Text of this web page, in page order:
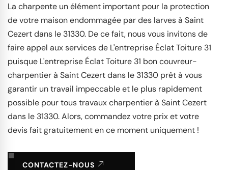
La charpente un élément important pour la protection
de votre maison endommagée par des larves à Saint
Cezert dans le 31330. De ce fait, nous vous invitons de
faire appel aux services de L'entreprise Éclat Toiture 31
puisque L'entreprise Éclat Toiture 31 bon couvreur-
charpentier à Saint Cezert dans le 31330 prêt à vous
garantir un travail impeccable et le plus rapidement
possible pour tous travaux charpentier à Saint Cezert
dans le 31330. Alors, commandez votre prix et votre
devis fait gratuitement en ce moment uniquement !
CONTACTEZ-NOUS